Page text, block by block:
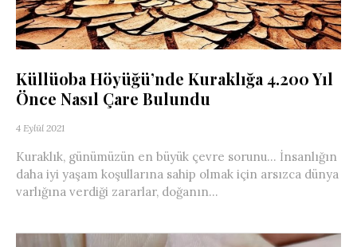
Küllüoba Höyüğü’nde Kuraklığa 4.200 Yıl
Önce Nasıl Çare Bulundu
4 Eylül 2021
Kuraklık, günümüzün en büyük çevre sorunu… İnsanlığın
daha iyi yaşam koşullarına sahip olmak için arsızca dünya
varlığına verdiği zararlar, doğanın...